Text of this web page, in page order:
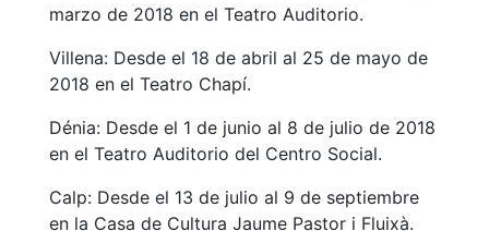
marzo de 2018 en el Teatro Auditorio.
Villena: Desde el 18 de abril al 25 de mayo de
2018 en el Teatro Chapí.
Dénia: Desde el 1 de junio al 8 de julio de 2018
en el Teatro Auditorio del Centro Social.
Calp: Desde el 13 de julio al 9 de septiembre
en la Casa de Cultura Jaume Pastor i Fluixà.